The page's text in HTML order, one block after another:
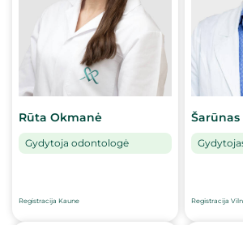
Rūta Okmanė
Gydytoja odontologė
Registracija Kaune
Šarūnas
Registracija